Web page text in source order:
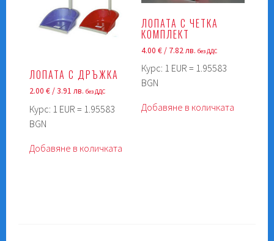
ЛОПАТА С ДРЪЖКА
2.00€/ 3.91 лв.без ДДС
Курс: 1 EUR = 1.95583
BGN
Добавяне в количката
ЛОПАТА С ЧЕТКА
КОМПЛЕКТ
4.00€/ 7.82 лв.без ДДС
Курс: 1 EUR = 1.95583
BGN
Добавяне в количката